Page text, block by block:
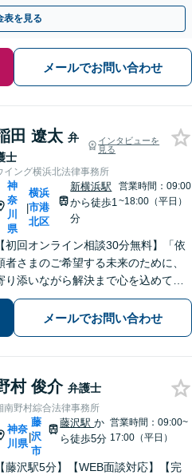
相談可】
表を見る
メールでお問い合わせ
田 遼太 弁
士
インタビューを
見る
イング横浜北法律事務所
神
奈
川
県
|
横浜
市港
北区
新横浜駅
から徒歩1
分
営業時間：09:00
~18:00（平日）
【初回オンライン相談30分無料】「依
者さまのご希望する未来のために、
り添いながら解決まで心を込めて対
します」不動産契約や売買、家賃滞
納など不動産トラブル／離婚協議や調
停など離婚問題／相続・遺言も対応
メールでお問い合わせ
村 俊介 弁護士
南野村綜合法律事務所
神奈
川県
|
藤
沢
市
藤沢駅か
ら徒歩5分
営業時間：09:00~
17:00（平日）
【藤沢駅5分】【WEB面談対応】【完